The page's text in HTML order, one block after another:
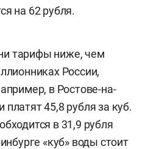
на 62 рубля.
тарифы ниже, чем
России,
в Ростове-на-
45,8 рубля за куб.
в 31,9 рубля
«куб» воды стоит